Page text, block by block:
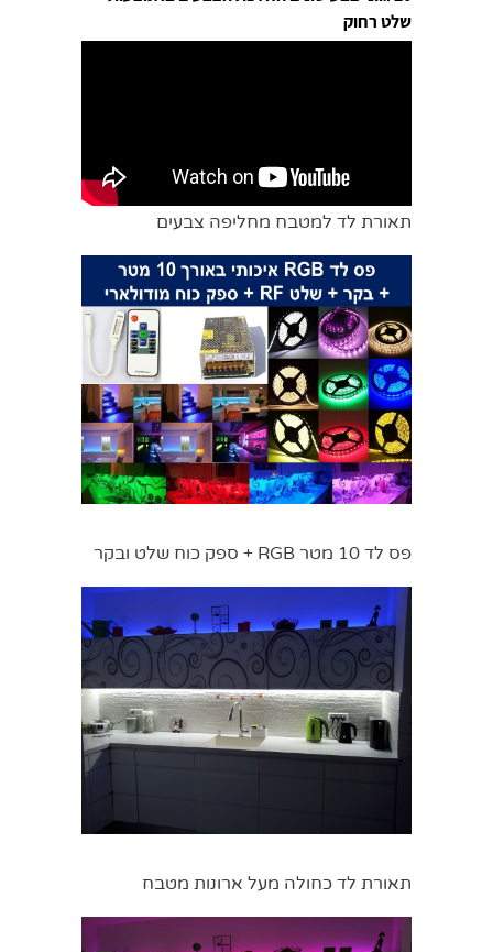
שלט רחוק
תאורת לד למטבח מחליפה צבעים
פס לד 10 מטר RGB + ספק כוח שלט ובקר
תאורת לד כחולה מעל ארונות מטבח